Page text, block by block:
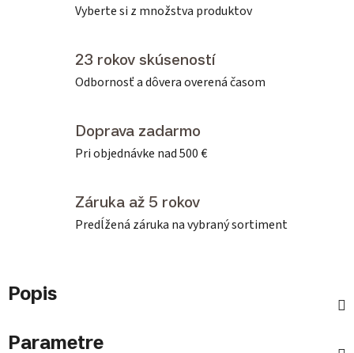
Vyberte si z množstva produktov
23 rokov skúseností
Odbornosť a dôvera overená časom
Doprava zadarmo
Pri objednávke nad 500 €
Záruka až 5 rokov
Predĺžená záruka na vybraný sortiment
Popis
Parametre